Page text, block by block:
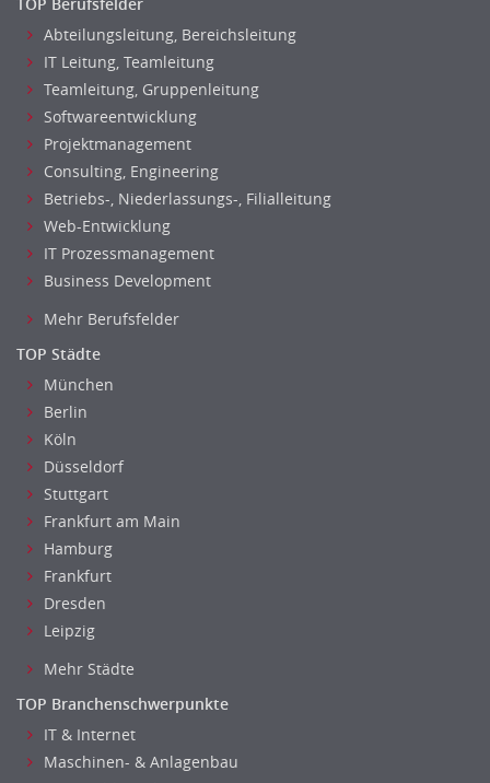
Abteilungsleitung, Bereichsleitung
IT Leitung, Teamleitung
Teamleitung, Gruppenleitung
Softwareentwicklung
Projektmanagement
Consulting, Engineering
Betriebs-, Niederlassungs-, Filialleitung
Web-Entwicklung
IT Prozessmanagement
Business Development
Mehr Berufsfelder
TOP Städte
München
Berlin
Köln
Düsseldorf
Stuttgart
Frankfurt am Main
Hamburg
Frankfurt
Dresden
Leipzig
Mehr Städte
TOP Branchenschwerpunkte
IT & Internet
Maschinen- & Anlagenbau